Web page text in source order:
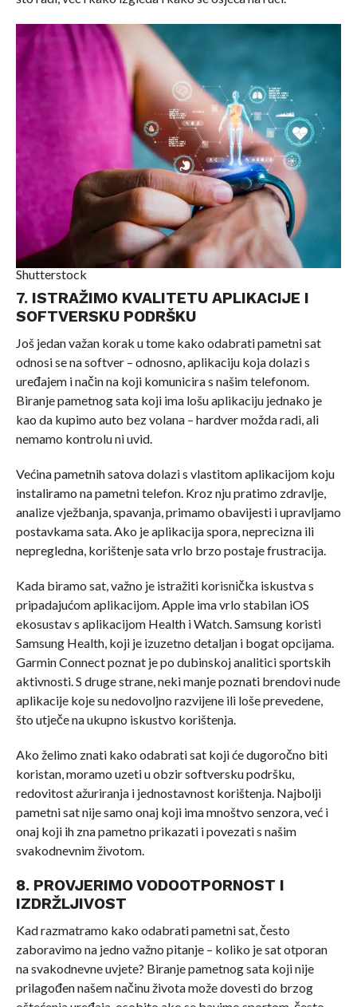
Shutterstock
7. ISTRAŽIMO KVALITETU APLIKACIJE I
SOFTVERSKU PODRŠKU
Još jedan važan korak u tome kako odabrati pametni sat
odnosi se na softver – odnosno, aplikaciju koja dolazi s
uređajem i način na koji komunicira s našim telefonom.
Biranje pametnog sata koji ima lošu aplikaciju jednako je
kao da kupimo auto bez volana – hardver možda radi, ali
nemamo kontrolu ni uvid.
Većina pametnih satova dolazi s vlastitom aplikacijom koju
instaliramo na pametni telefon. Kroz nju pratimo zdravlje,
analize vježbanja, spavanja, primamo obavijesti i upravljamo
postavkama sata. Ako je aplikacija spora, neprecizna ili
nepregledna, korištenje sata vrlo brzo postaje frustracija.
Kada biramo sat, važno je istražiti korisnička iskustva s
pripadajućom aplikacijom. Apple ima vrlo stabilan iOS
ekosustav s aplikacijom Health i Watch. Samsung koristi
Samsung Health, koji je izuzetno detaljan i bogat opcijama.
Garmin Connect poznat je po dubinskoj analitici sportskih
aktivnosti. S druge strane, neki manje poznati brendovi nude
aplikacije koje su nedovoljno razvijene ili loše prevedene,
što utječe na ukupno iskustvo korištenja.
Ako želimo znati kako odabrati sat koji će dugoročno biti
koristan, moramo uzeti u obzir softversku podršku,
redovitost ažuriranja i jednostavnost korištenja. Najbolji
pametni sat nije samo onaj koji ima mnoštvo senzora, već i
onaj koji ih zna pametno prikazati i povezati s našim
svakodnevnim životom.
8. PROVJERIMO VODOOTPORNOST I
IZDRŽLJIVOST
Kad razmatramo kako odabrati pametni sat, često
zaboravimo na jedno važno pitanje – koliko je sat otporan
na svakodnevne uvjete? Biranje pametnog sata koji nije
prilagođen našem načinu života može dovesti do brzog